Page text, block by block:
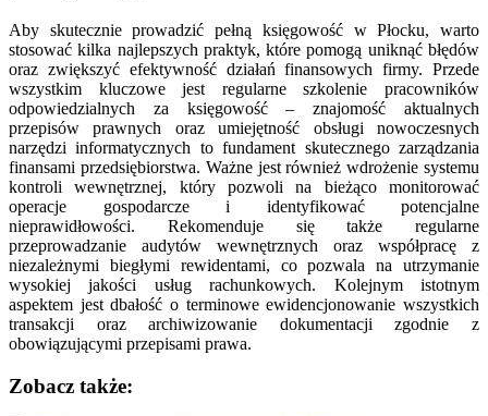
Aby skutecznie prowadzić pełną księgowość w Płocku, warto
stosować kilka najlepszych praktyk, które pomogą uniknąć błędów
oraz zwiększyć efektywność działań finansowych firmy. Przede
wszystkim kluczowe jest regularne szkolenie pracowników
odpowiedzialnych za księgowość – znajomość aktualnych
przepisów prawnych oraz umiejętność obsługi nowoczesnych
narzędzi informatycznych to fundament skutecznego zarządzania
finansami przedsiębiorstwa. Ważne jest również wdrożenie systemu
kontroli wewnętrznej, który pozwoli na bieżąco monitorować
operacje gospodarcze i identyfikować potencjalne
nieprawidłowości. Rekomenduje się także regularne
przeprowadzanie audytów wewnętrznych oraz współpracę z
niezależnymi biegłymi rewidentami, co pozwala na utrzymanie
wysokiej jakości usług rachunkowych. Kolejnym istotnym
aspektem jest dbałość o terminowe ewidencjonowanie wszystkich
transakcji oraz archiwizowanie dokumentacji zgodnie z
obowiązującymi przepisami prawa.
Zobacz także: